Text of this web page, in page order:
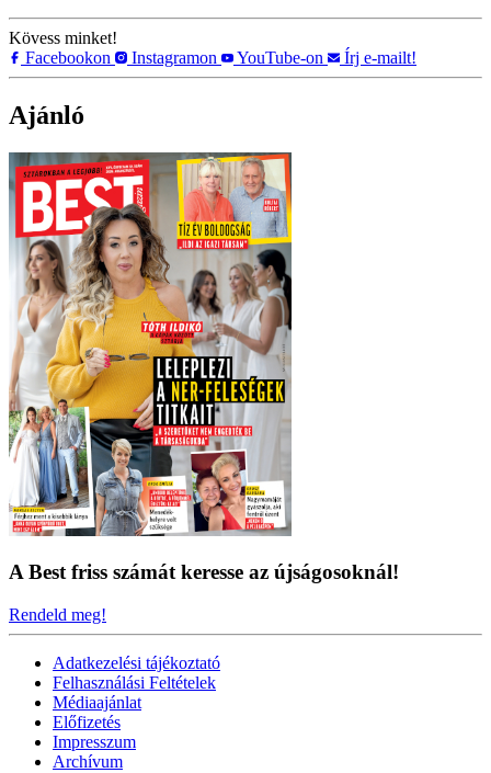
Kövess minket!
Facebookon
Instagramon YouTube-on Írj e-mailt!
Ajánló
A Best friss számát keresse az újságosoknál!
Rendeld meg!
Adatkezelési tájékoztató
Felhasználási Feltételek
Médiaajánlat
Előfizetés
Impresszum
Archívum